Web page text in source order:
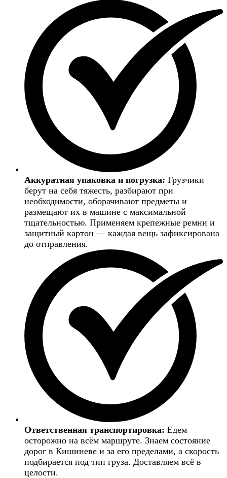
Аккуратная упаковка и погрузка: Грузчики
берут на себя тяжесть, разбирают при
необходимости, оборачивают предметы и
размещают их в машине с максимальной
тщательностью. Применяем крепежные ремни и
защитный картон — каждая вещь зафиксирована
до отправления.
Ответственная транспортировка: Едем
осторожно на всём маршруте. Знаем состояние
дорог в Кишиневе и за его пределами, а скорость
подбирается под тип груза. Доставляем всё в
целости.